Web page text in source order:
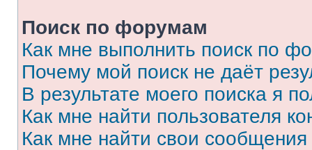
Поиск по форумам
Как мне выполнить поиск по
Почему мой поиск не даёт
В результате моего поиска я
Как мне найти пользователя
Как мне найти свои